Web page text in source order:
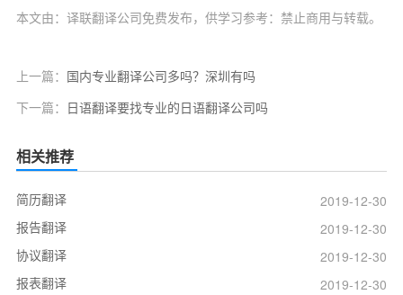
本文由：译联翻译公司免费发布，供学习参考：禁止商用与转载。
上一篇： 国内专业翻译公司多吗？深圳有吗
下一篇： 日语翻译要找专业的日语翻译公司吗
相关推荐
简历翻译
2019-12-30
报告翻译
2019-12-30
协议翻译
2019-12-30
报表翻译
2019-12-30